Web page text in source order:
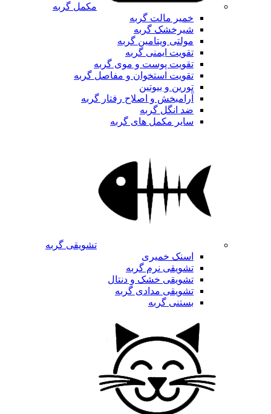
مکمل گربه
خمیر مالت گربه
شیرخشک گربه
مولتی ویتامین گربه
تقویت ایمنی گربه
تقویت پوست و موی گربه
تقویت استخوان و مفاصل گربه
تورین و بیوتین
آرامبخش و اصلاح رفتار گربه
ضد انگل گربه
سایر مکمل های گربه
تشویقی گربه
اسنک خمیری
تشویقی نرم گربه
تشویقی خشک و دنتال
تشویقی مدادی گربه
بستنی گربه